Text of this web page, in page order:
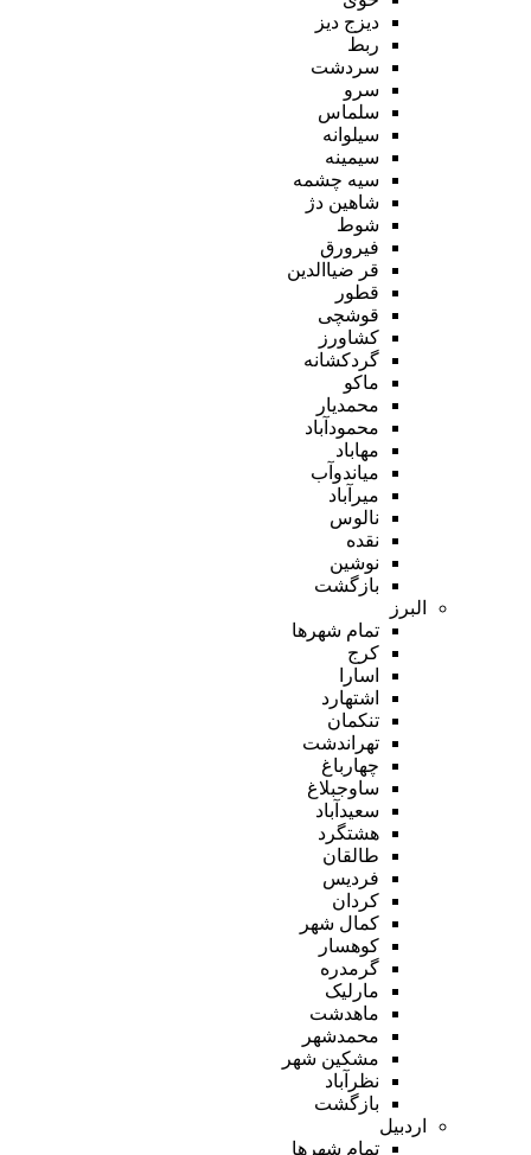
دیزج دیز
ربط
سردشت
سرو
سلماس
سیلوانه
سیمینه
سیه چشمه
شاهین دژ
شوط
فیرورق
قر ضیاالدین
قطور
قوشچی
کشاورز
گردکشانه
ماکو
محمدیار
محمودآباد
مهاباد
میاندوآب
میرآباد
نالوس
نقده
نوشین
بازگشت
البرز
تمام شهر‌ها
کرج
اسارا
اشتهارد
تنکمان
تهراندشت
چهارباغ
ساوجبلاغ
سعیدآباد
هشتگرد
طالقان
فردیس
کردان
کمال شهر
کوهسار
گرمدره
مارلیک
ماهدشت
محمدشهر
مشکین شهر
نظرآباد
بازگشت
اردبیل
تمام شهر‌ها